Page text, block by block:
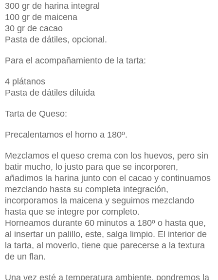
300 gr de harina integral
100 gr de maicena
30 gr de cacao
Pasta de dátiles, opcional.
Para el acompañamiento de la tarta:
4 plátanos
Pasta de dátiles diluida
Tarta de Queso:
Precalentamos el horno a 180º.
Mezclamos el queso crema con los huevos, pero sin
batir mucho, lo justo para que se incorporen,
añadimos la harina junto con el cacao y continuamos
mezclando hasta su completa integración,
incorporamos la maicena y seguimos mezclando
hasta que se integre por completo.
Horneamos durante 60 minutos a 180º o hasta que,
al insertar un palillo, este, salga limpio. El interior de
la tarta, al moverlo, tiene que parecerse a la textura
de un flan.
Una vez esté a temperatura ambiente, pondremos la